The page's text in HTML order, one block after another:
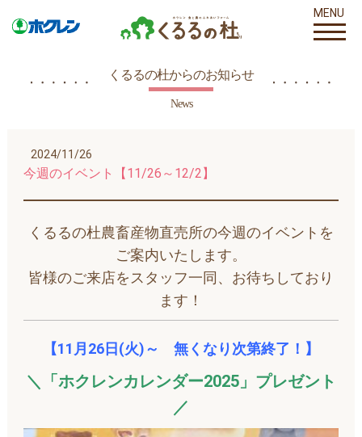
MENU
くるるの杜からのお知らせ
News
2024/11/26
今週のイベント【11/26～12/2】
くるるの杜農畜産物直売所の今週のイベントを
ご案内いたします。
皆様のご来店をスタッフ一同、お待ちしており
ます！
【11月26日(火)～ 無くなり次第終了！】
＼
「ホクレンカレンダー2025」プレゼント
／